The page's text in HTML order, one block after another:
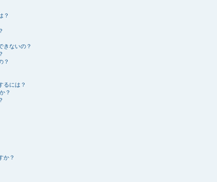
？
きないの？
？
るには？
？
か？